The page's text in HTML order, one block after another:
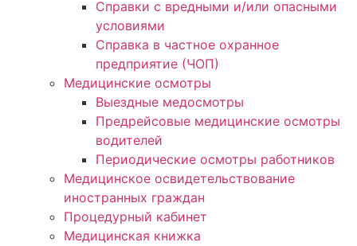
Cправки с вредными и/или опасными
условиями
Справка в частное охранное
предприятие (ЧОП)
Медицинские осмотры
Выездные медосмотры
Предрейсовые медицинские осмотры
водителей
Периодические осмотры работников
Медицинское освидетельствование
иностранных граждан
Процедурный кабинет
Медицинская книжка